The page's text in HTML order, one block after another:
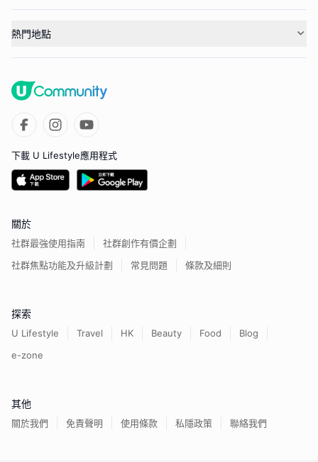
熱門地點
下載 U Lifestyle應用程式
關於
社群最強使用指南
社群創作有價企劃
社群焦點功能及升級計劃
常見問題 條款及細則
探索
U Lifestyle Travel HK Beauty Food
Blog
e-zone
其他
關於我們 免責聲明 使用條款 私隱政策 聯絡我們